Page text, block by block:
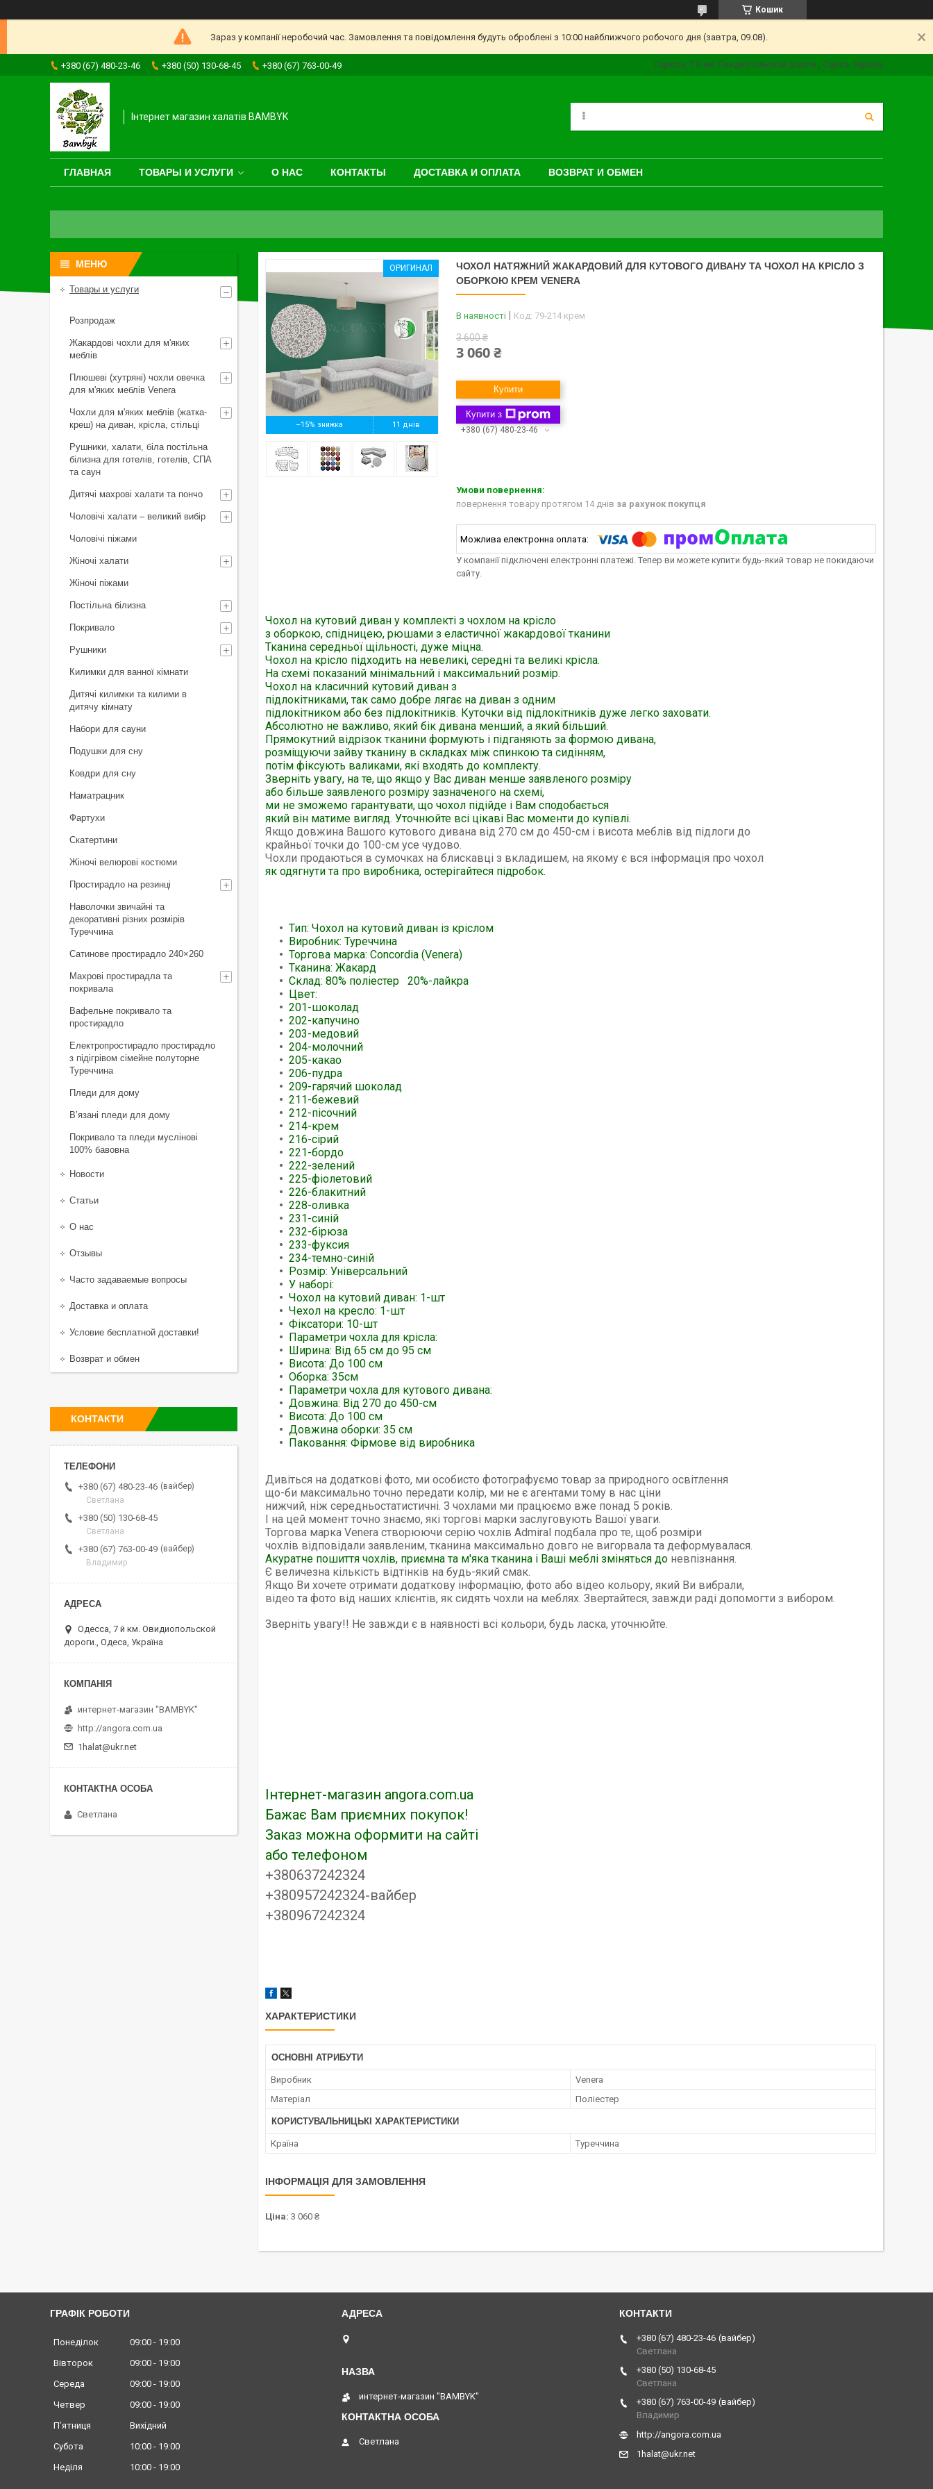
Кошик
Зараз у компанії неробочий час. Замовлення та повідомлення будуть оброблені з 10:00 найближчого робочого дня (завтра, 09.08).
+380 (67) 480-23-46 +380 (50) 130-68-45 +380 (67) 763-00-49 Одесса, 7 й км. Овидиопольской дороги., Одеса, Україна
Інтернет магазин халатів BAMBYK
ГЛАВНАЯ ТОВАРЫ И УСЛУГИ О НАС КОНТАКТЫ ДОСТАВКА И ОПЛАТА ВОЗВРАТ И ОБМЕН
–15% 11 днів
ОРИГИНАЛ
ЧОХОЛ НАТЯЖНИЙ ЖАКАРДОВИЙ ДЛЯ КУТОВОГО ДИВАНУ ТА ЧОХОЛ НА КРІСЛО З
ОБОРКОЮ КРЕМ VENERA
В наявності Код: 79-214 крем
3 600 ₴
3 060 ₴
Купити
Купити з
+380 (67) 480-23-46
повернення товару протягом 14 днів за рахунок покупця
У компанії підключені електронні платежі. Тепер ви можете купити будь-який товар не покидаючи
сайту.
Чохол на кутовий диван у комплекті з чохлом на крісло
з оборкою, спідницею, рюшами з еластичної жакардової тканини
Тканина середньої щільності, дуже міцна.
Чохол на крісло підходить на невеликі, середні та великі крісла.
На схемі показаний мінімальний і максимальний розмір.
Чохол на класичний кутовий диван з
підлокітниками, так само добре лягає на диван з одним
підлокітником або без підлокітників. Куточки від підлокітників дуже легко заховати.
Абсолютно не важливо, який бік дивана менший, а який більший.
Прямокутний відрізок тканини формують і підганяють за формою дивана,
розміщуючи зайву тканину в складках між спинкою та сидінням,
потім фіксують валиками, які входять до комплекту.
Зверніть увагу, на те, що якщо у Вас диван менше заявленого розміру
або більше заявленого розміру зазначеного на схемі,
ми не зможемо гарантувати, що чохол підійде і Вам сподобається
який він матиме вигляд. Уточнюйте всі цікаві Вас моменти до купівлі.
Якщо довжина Вашого кутового дивана від 270 см до 450-см і висота меблів від підлоги до
крайньої точки до 100-см усе чудово.
Чохли продаються в сумочках на блискавці з вкладишем, на якому є вся інформація про чохол
як одягнути та про виробника, остерігайтеся підробок.
Тип: Чохол на кутовий диван із кріслом
Виробник: Туреччина
Торгова марка: Concordia (Venera)
Тканина: Жакард
Склад: 80% поліестер 20%-лайкра
Цвет:
201-шоколад
202-капучино
203-медовий
204-молочний
205-какао
206-пудра
209-гарячий шоколад
211-бежевий
212-пісочний
214-крем
216-сірий
221-бордо
222-зелений
225-фіолетовий
226-блакитний
228-оливка
231-синій
232-бірюза
233-фуксия
234-темно-синій
Розмір: Універсальний
У наборі:
Чохол на кутовий диван: 1-шт
Чехол на кресло: 1-шт
Фіксатори: 10-шт
Параметри чохла для крісла:
Ширина: Від 65 см до 95 см
Висота: До 100 см
Оборка: 35см
Параметри чохла для кутового дивана:
Довжина: Від 270 до 450-см
Висота: До 100 см
Довжина оборки: 35 см
Паковання: Фірмове від виробника
Дивіться на додаткові фото, ми особисто фотографуємо товар за природного освітлення
що-би максимально точно передати колір, ми не є агентами тому в нас ціни
нижчий, ніж середньостатистичні. З чохлами ми працюємо вже понад 5 років.
І на цей момент точно знаємо, які торгові марки заслуговують Вашої уваги.
Торгова марка Venera створюючи серію чохлів Admiral подбала про те, щоб розміри
чохлів відповідали заявленим, тканина максимально довго не вигорвала та деформувалася.
Акуратне пошиття чохлів, приємна та м'яка тканина і Ваші меблі зміняться до невпізнання.
Є величезна кількість відтінків на будь-який смак.
Якщо Ви хочете отримати додаткову інформацію, фото або відео кольору, який Ви вибрали,
відео та фото від наших клієнтів, як сидять чохли на меблях. Звертайтеся, завжди раді допомогти з вибором.
Зверніть увагу!! Не завжди є в наявності всі кольори, будь ласка, уточнюйте.
Інтернет-магазин angora.com.ua
Бажає Вам приємних покупок!
Заказ можна оформити на сайті
або телефоном
+380637242324
+380957242324-вайбер
+380967242324
ХАРАКТЕРИСТИКИ
ОСНОВНІ АТРИБУТИ
Виробник
Venera
Матеріал
Поліестер
КОРИСТУВАЛЬНИЦЬКІ ХАРАКТЕРИСТИКИ
Країна Туреччина
ІНФОРМАЦІЯ ДЛЯ ЗАМОВЛЕННЯ
Ціна: 3 060 ₴
Товары и услуги
Розпродаж
Жакардові чохли для м'яких
меблів
Плюшеві (хутряні) чохли овечка
для м'яких меблів Venera
Чохли для м'яких меблів (жатка-
креш) на диван, крісла, стільці
Рушники, халати, біла постільна
білизна для готелів, готелів, СПА
та саун
Дитячі махрові халати та пончо
Чоловічі халати – великий вибір
Чоловічі піжами
Жіночі халати
Жіночі піжами
Постільна білизна
Покривало
Рушники
Килимки для ванної кімнати
Дитячі килимки та килими в
дитячу кімнату
Набори для сауни
Подушки для сну
Ковдри для сну
Наматрацник
Фартухи
Скатертини
Жіночі велюрові костюми
Простирадло на резинці
Наволочки звичайні та
декоративні різних розмірів
Туреччина
Сатинове простирадло 240×260
Махрові простирадла та
покривала
Вафельне покривало та
простирадло
Електропростирадло простирадло
з підігрівом сімейне полуторне
Туреччина
Пледи для дому
В’язані пледи для дому
Покривало та пледи муслінові
100% бавовна
Новости
Статьи
О нас
Отзывы
Часто задаваемые вопросы
Доставка и оплата
Условие бесплатной доставки!
Возврат и обмен
КОНТАКТИ
+380 (67) 480-23-46
вайбер
Светлана
+380 (50) 130-68-45
Светлана
+380 (67) 763-00-49
вайбер
Владимир
Одесса, 7 й км. Овидиопольской
дороги., Одеса, Україна
интернет-магазин "BAMBYK"
http://angora.com.ua
1halat@ukr.net
Светлана
ГРАФІК РОБОТИ
Понеділок 09:00
19:00
Вівторок
09:00
19:00
Середа
09:00
19:00
Четвер
09:00
19:00
Пʼятниця
Вихідний
Субота
10:00
19:00
Неділя
10:00 19:00
интернет-магазин "BAMBYK"
Светлана
+380 (67) 480-23-46 вайбер
Светлана
+380 (50) 130-68-45
Светлана
+380 (67) 763-00-49 вайбер
Владимир
http://angora.com.ua
1halat@ukr.net